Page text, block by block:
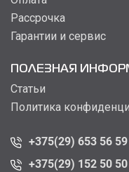
Рассрочка
Гарантии и сервис
ПОЛЕЗНАЯ
Статьи
Политика
+375(29) 653 56 59
+375(29) 152 50 50